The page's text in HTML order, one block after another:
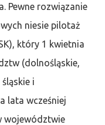
Pewne rozwiązanie
niesie pilotaż
który 1 kwietnia
(dolnośląskie,
i
lata wcześniej
województwie